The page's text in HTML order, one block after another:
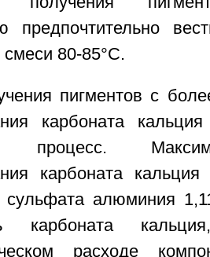
предпочтительно
смеси 80-85°С.
пигментов с
карбоната
процесс.
карбоната кальция
сульфата алюминия
карбоната
расходе